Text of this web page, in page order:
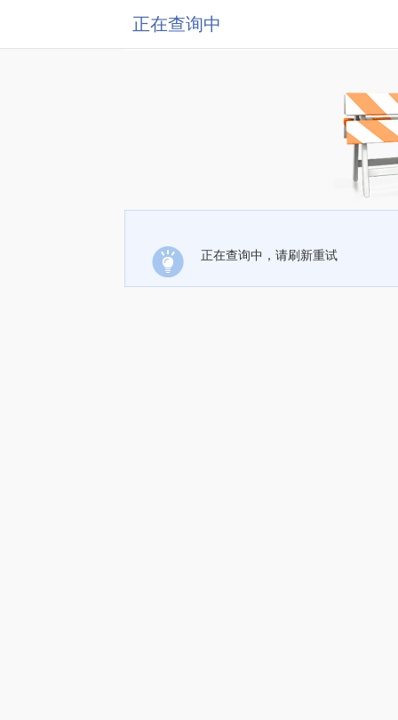
正在查询中
正在查询中，请刷新重试